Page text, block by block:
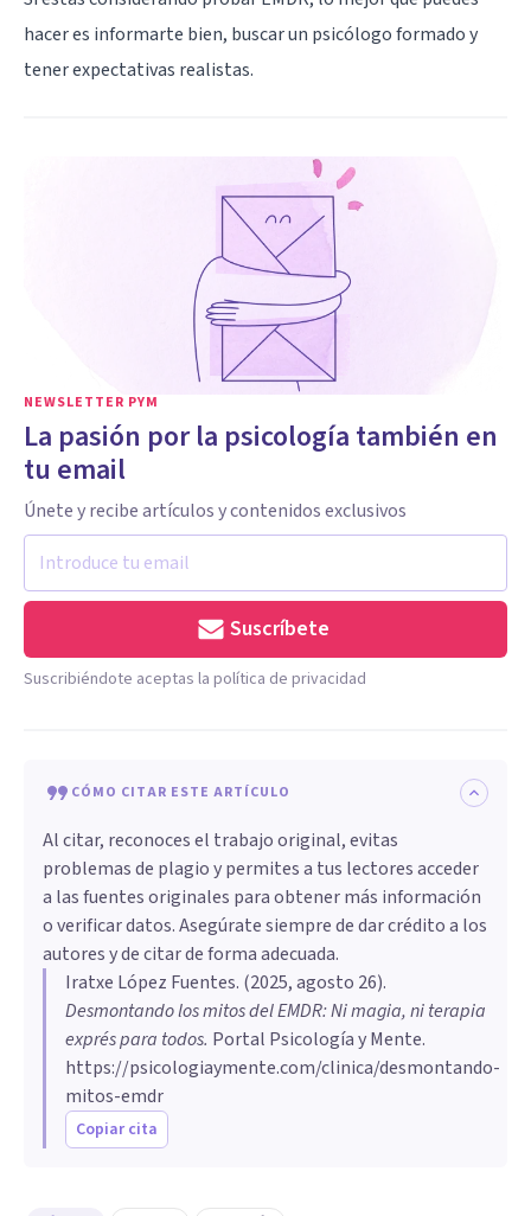
hacer es informarte bien, buscar un psicólogo formado y
tener expectativas realistas.
NEWSLETTER PYM
La pasión por la psicología también en
tu email
Únete y recibe artículos y contenidos exclusivos
Suscríbete
Suscribiéndote aceptas la política de privacidad
CÓMO CITAR ESTE ARTÍCULO
Al citar, reconoces el trabajo original, evitas
problemas de plagio y permites a tus lectores acceder
a las fuentes originales para obtener más información
o verificar datos. Asegúrate siempre de dar crédito a los
autores y de citar de forma adecuada.
Iratxe López Fuentes. (2025, agosto 26).
Desmontando los mitos del EMDR: Ni magia, ni terapia
exprés para todos. Portal Psicología y Mente.
https://psicologiaymente.com/clinica/desmontando-
mitos-emdr
Copiar cita